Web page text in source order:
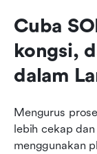
Cuba
kongsi,
dalam
Mengurus
lebih cekap
menggunakan